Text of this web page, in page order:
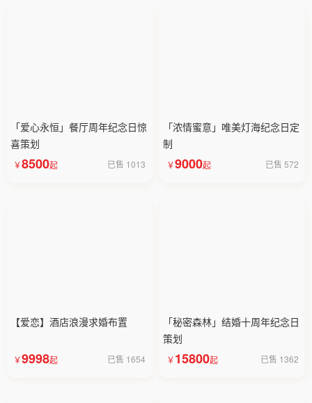
「爱心永恒」餐厅周年纪念日惊
喜策划
8500 已售 1013
「浓情蜜意」唯美灯海纪念日定
制
9000 已售 572
【爱恋】酒店浪漫求婚布置
9998 已售 1654
「秘密森林」结婚十周年纪念日
策划
15800 已售 1362